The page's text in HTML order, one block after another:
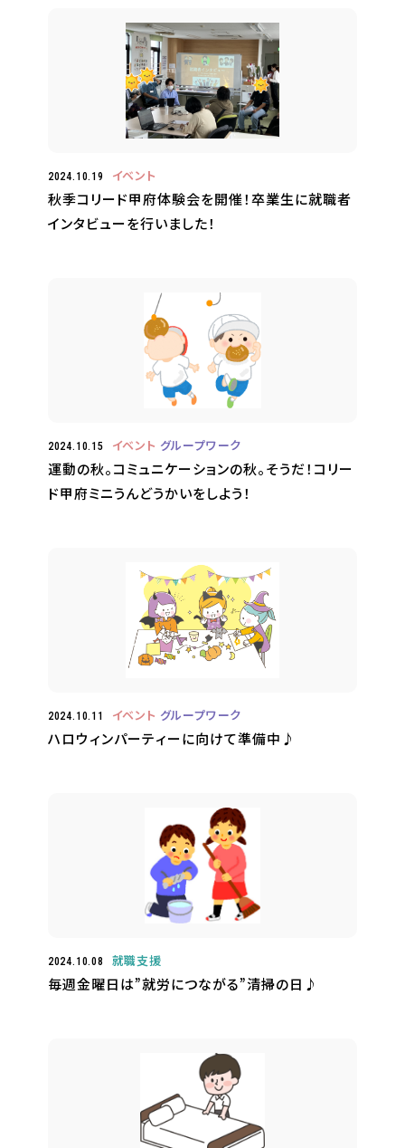
2024.10.19 イベント
秋季コリード甲府体験会を開催！卒業生に就職者
インタビューを行いました！
2024.10.15 イベント グループワーク
運動の秋。コミュニケーションの秋。そうだ！コリー
ド甲府ミニうんどうかいをしよう！
2024.10.11 イベント グループワーク
ハロウィンパーティーに向けて準備中♪
2024.10.08 就職支援
毎週金曜日は”就労につながる”清掃の日♪